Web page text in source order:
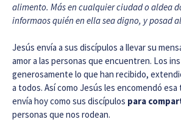
alimento. Más en cualquier ciudad o aldea
informaos quién en ella sea digno, y posad
Jesús envía a sus discípulos a llevar su
amor a las personas que encuentren. Los
generosamente lo que han recibido,
a todos. Así como Jesús les encomendó
envía hoy como sus discípulos para
personas que nos rodean.